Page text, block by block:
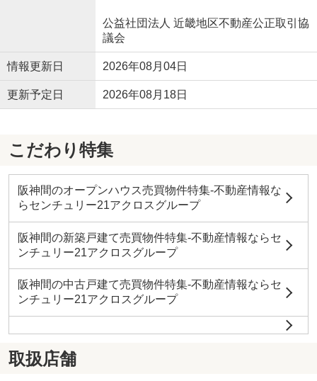
公益社団法人 近畿地区不動産公正取引協
議会
情報更新日 2026年08月04日
更新予定日 2026年08月18日
こだわり特集
阪神間のオープンハウス売買物件特集-不動産情報な
らセンチュリー21アクロスグループ
阪神間の新築戸建て売買物件特集-不動産情報ならセ
ンチュリー21アクロスグループ
阪神間の中古戸建て売買物件特集-不動産情報ならセ
ンチュリー21アクロスグループ
取扱店舗